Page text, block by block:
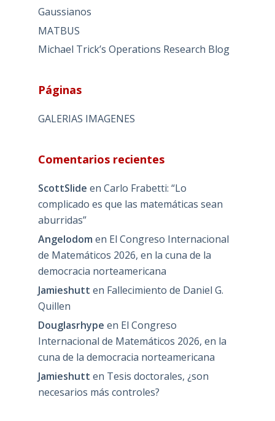
Gaussianos
MATBUS
Michael Trick’s Operations Research Blog
Páginas
GALERIAS IMAGENES
Comentarios recientes
ScottSlide en Carlo Frabetti: “Lo
complicado es que las matemáticas sean
aburridas”
Angelodom en El Congreso Internacional
de Matemáticos 2026, en la cuna de la
democracia norteamericana
Jamieshutt en Fallecimiento de Daniel G.
Quillen
Douglasrhype en El Congreso
Internacional de Matemáticos 2026, en la
cuna de la democracia norteamericana
Jamieshutt en Tesis doctorales, ¿son
necesarios más controles?